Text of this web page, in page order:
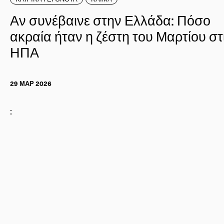
Αν συνέβαινε στην Ελλάδα: Πόσο
ακραία ήταν η ζέστη του Μαρτίου
ΗΠΑ
29 ΜΑΡ 2026
: